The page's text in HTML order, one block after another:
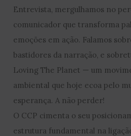
Entrevista, mergulhamos no
comunicador que transforma
emoções em ação. Falamos
bastidores da narração, e
Loving The Planet — um
ambiental que hoje ecoa pelo
esperança. A não perder!
O CCP cimenta o seu
estrutura fundamental na